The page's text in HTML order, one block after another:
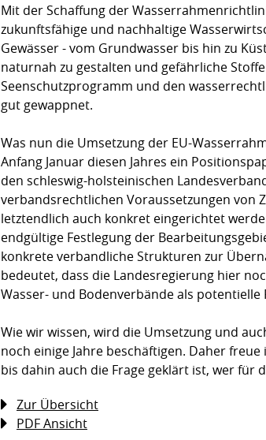
Mit der Schaffung der
zukunftsfähige und nachhaltige
Gewässer - vom Grundwasser bis hin zu
naturnah zu gestalten und gefährliche
Seenschutzprogramm und den
gut gewappnet.
Was nun die Umsetzung der EU-
Anfang Januar diesen Jahres ein
den schleswig-holsteinischen
verbandsrechtlichen Voraussetzungen von
letztendlich auch konkret eingerichtet
endgültige Festlegung der
konkrete verbandliche Strukturen zur
bedeutet, dass die Landesregierung hier
Wasser- und Bodenverbände als
Wie wir wissen, wird die Umsetzung und
noch einige Jahre beschäftigen. Daher
bis dahin auch die Frage geklärt ist, wer für
Zur Übersicht
PDF Ansicht